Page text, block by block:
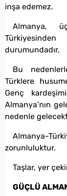
inşa edemez.
Almanya,
durumundadır.
Bu
Türklere
Genç
Almanya’nın
nedenle
Almanya-
zorunluluktur.
Taşlar, yer
GÜÇLÜ